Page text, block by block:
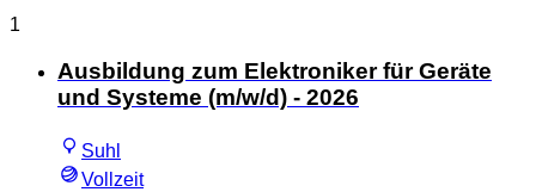
1
Ausbildung zum Elektroniker für Geräte
und Systeme (m/w/d) - 2026
Suhl
Vollzeit